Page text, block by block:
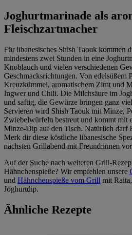
Joghurtmarinade als
Fleischzartmacher
Für libanesisches Shish Taouk kommen
mindestens zwei Stunden in eine
Knoblauch und vielen verschiedenen
Geschmacksrichtungen. Von edelsüßem
Kreuzkümmel, aromatischem Zimt und
Ingwer und Chili. Die Milchsäure im
und saftig, die Gewürze bringen ganz
Servieren wird Shish Taouk mit Minze,
Zwiebelwürfeln bestreut und kommt mit
Minze-Dip auf den Tisch. Natürlich darf
Merk dir diese köstliche libanesische
nächsten Grillabend mit Freund:innen
Auf der Suche nach weiteren Grill-
Hähnchenspieße? Wir empfehlen unsere
und Hähnchenspieße vom Grill mit
Joghurtdip.
Ähnliche Rezepte